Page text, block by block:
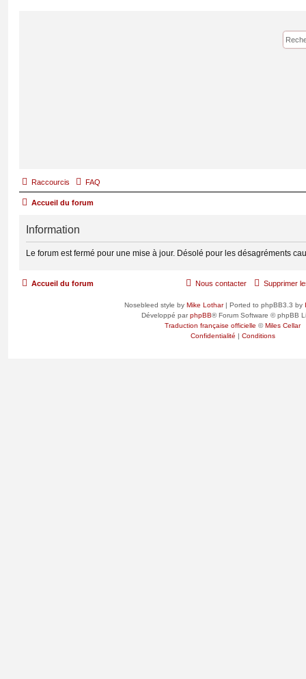
Raccourcis FAQ
Accueil du forum
Information
Le forum est fermé pour une mise à jour. Désolé pour les désagréments
Accueil du forum Supprimer
Nous contacter
Nosebleed style by Mike Lothar| Ported to phpBB3.3 by
Développé parphpBB® Forum Software © phpBB
Traduction française officielle ©Miles Cellar
Confidentialité | Conditions